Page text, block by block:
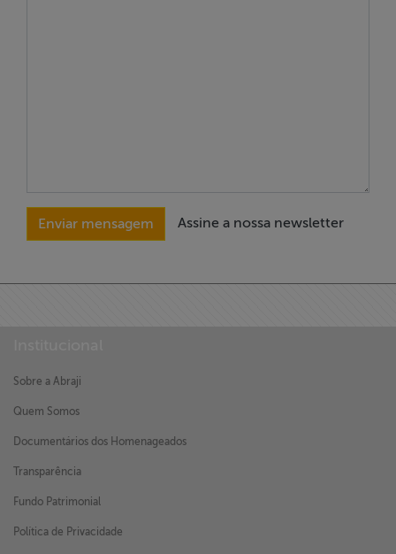
Assine a nossa newsletter
Sobre a Abraji
Quem Somos
Documentários dos Homenageados
Transparência
Fundo Patrimonial
Política de Privacidade